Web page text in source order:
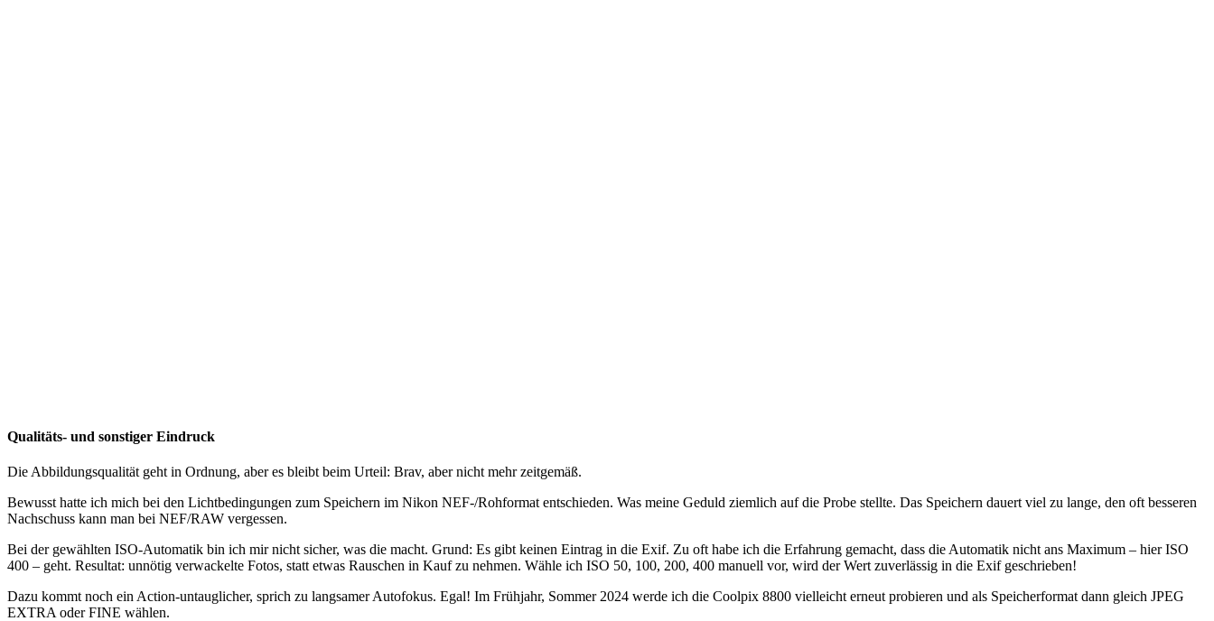
Qualitäts- und sonstiger Eindruck
Die Abbildungsqualität geht in Ordnung, aber es bleibt beim Urteil: Brav, aber nicht mehr zeitgemäß.
Bewusst hatte ich mich bei den Lichtbedingungen zum Speichern im Nikon NEF-/Rohformat entschieden. Was meine Geduld ziemlich auf die Probe stellte. Das Speichern dauert viel zu lange, den oft besseren
Nachschuss kann man bei NEF/RAW vergessen.
Bei der gewählten ISO-Automatik bin ich mir nicht sicher, was die macht. Grund: Es gibt keinen Eintrag in die Exif. Zu oft habe ich die Erfahrung gemacht, dass die Automatik nicht ans Maximum – hier ISO
400 – geht. Resultat: unnötig verwackelte Fotos, statt etwas Rauschen in Kauf zu nehmen. Wähle ich ISO 50, 100, 200, 400 manuell vor, wird der Wert zuverlässig in die Exif geschrieben!
Dazu kommt noch ein Action-untauglicher, sprich zu langsamer Autofokus. Egal! Im Frühjahr, Sommer 2024 werde ich die Coolpix 8800 vielleicht erneut probieren und als Speicherformat dann gleich JPEG
EXTRA oder FINE wählen.